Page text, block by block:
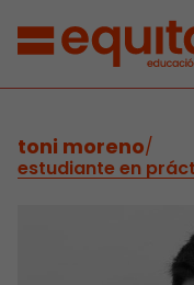
toni moreno/
estudiante en